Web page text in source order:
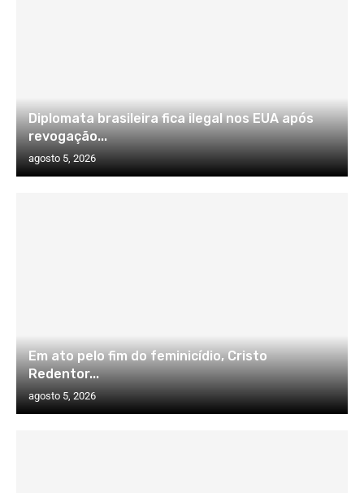
Diplomata brasileira fica ilegal nos EUA após
revogação...
agosto 5, 2026
Em ato pelo fim do feminicídio, Cristo
Redentor...
agosto 5, 2026